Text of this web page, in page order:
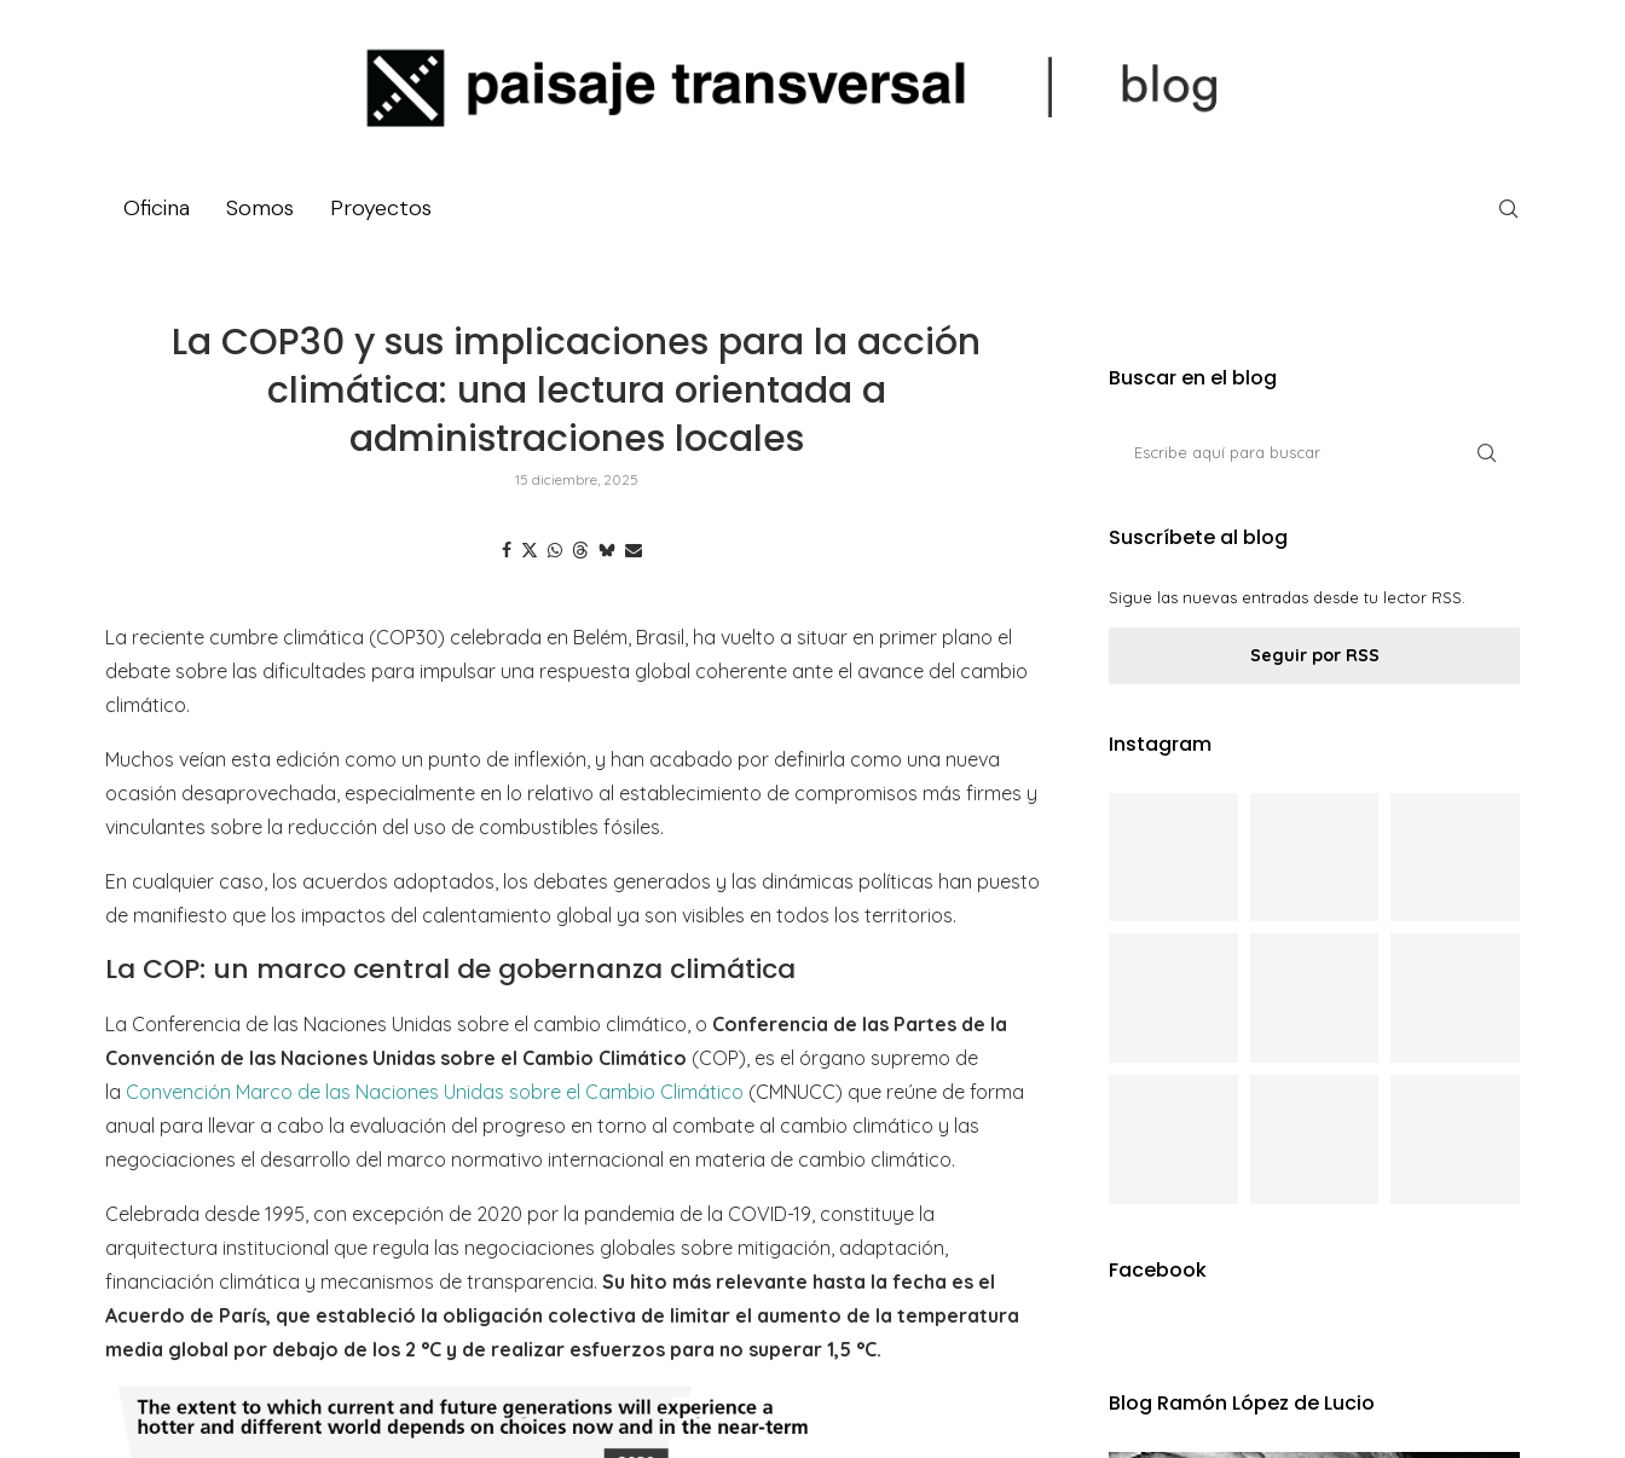
Oficina Somos Proyectos
La COP30 y sus implicaciones para la acción
climática: una lectura orientada a
administraciones locales
15 diciembre, 2025
La reciente cumbre climática (COP30) celebrada en Belém, Brasil, ha vuelto a situar en primer plano el
debate sobre las dificultades para impulsar una respuesta global coherente ante el avance del cambio
climático.
Muchos veían esta edición como un punto de inflexión, y han acabado por definirla como una nueva
ocasión desaprovechada, especialmente en lo relativo al establecimiento de compromisos más firmes y
vinculantes sobre la reducción del uso de combustibles fósiles.
En cualquier caso, los acuerdos adoptados, los debates generados y las dinámicas políticas han puesto
de manifiesto que los impactos del calentamiento global ya son visibles en todos los territorios.
La COP: un marco central de gobernanza climática
La Conferencia de las Naciones Unidas sobre el cambio climático, o Conferencia de las Partes de la
Convención de las Naciones Unidas sobre el Cambio Climático (COP), es el órgano supremo de
la Convención Marco de las Naciones Unidas sobre el Cambio Climático (CMNUCC) que reúne de forma
anual para llevar a cabo la evaluación del progreso en torno al combate al cambio climático y las
negociaciones el desarrollo del marco normativo internacional en materia de cambio climático.
Celebrada desde 1995, con excepción de 2020 por la pandemia de la COVID-19, constituye la
arquitectura institucional que regula las negociaciones globales sobre mitigación, adaptación,
financiación climática y mecanismos de transparencia. Su hito más relevante hasta la fecha es el
Acuerdo de París, que estableció la obligación colectiva de limitar el aumento de la temperatura
media global por debajo de los 2 °C y de realizar esfuerzos para no superar 1,5 °C.
Buscar en el blog
Suscríbete al blog
Sigue las nuevas entradas desde tu lector RSS.
Seguir por RSS
Instagram
Facebook
Blog Ramón López de Lucio